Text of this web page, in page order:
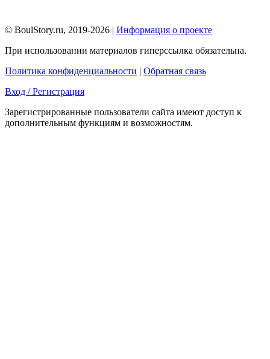
© BoulStory.ru, 2019-2026 | Информация о проекте
При использовании материалов гиперссылка обязательна.
Политика конфиденциальности | Обратная связь
Вход / Регистрация
Зарегистрированные пользователи сайта имеют доступ к
дополнительным функциям и возможностям.